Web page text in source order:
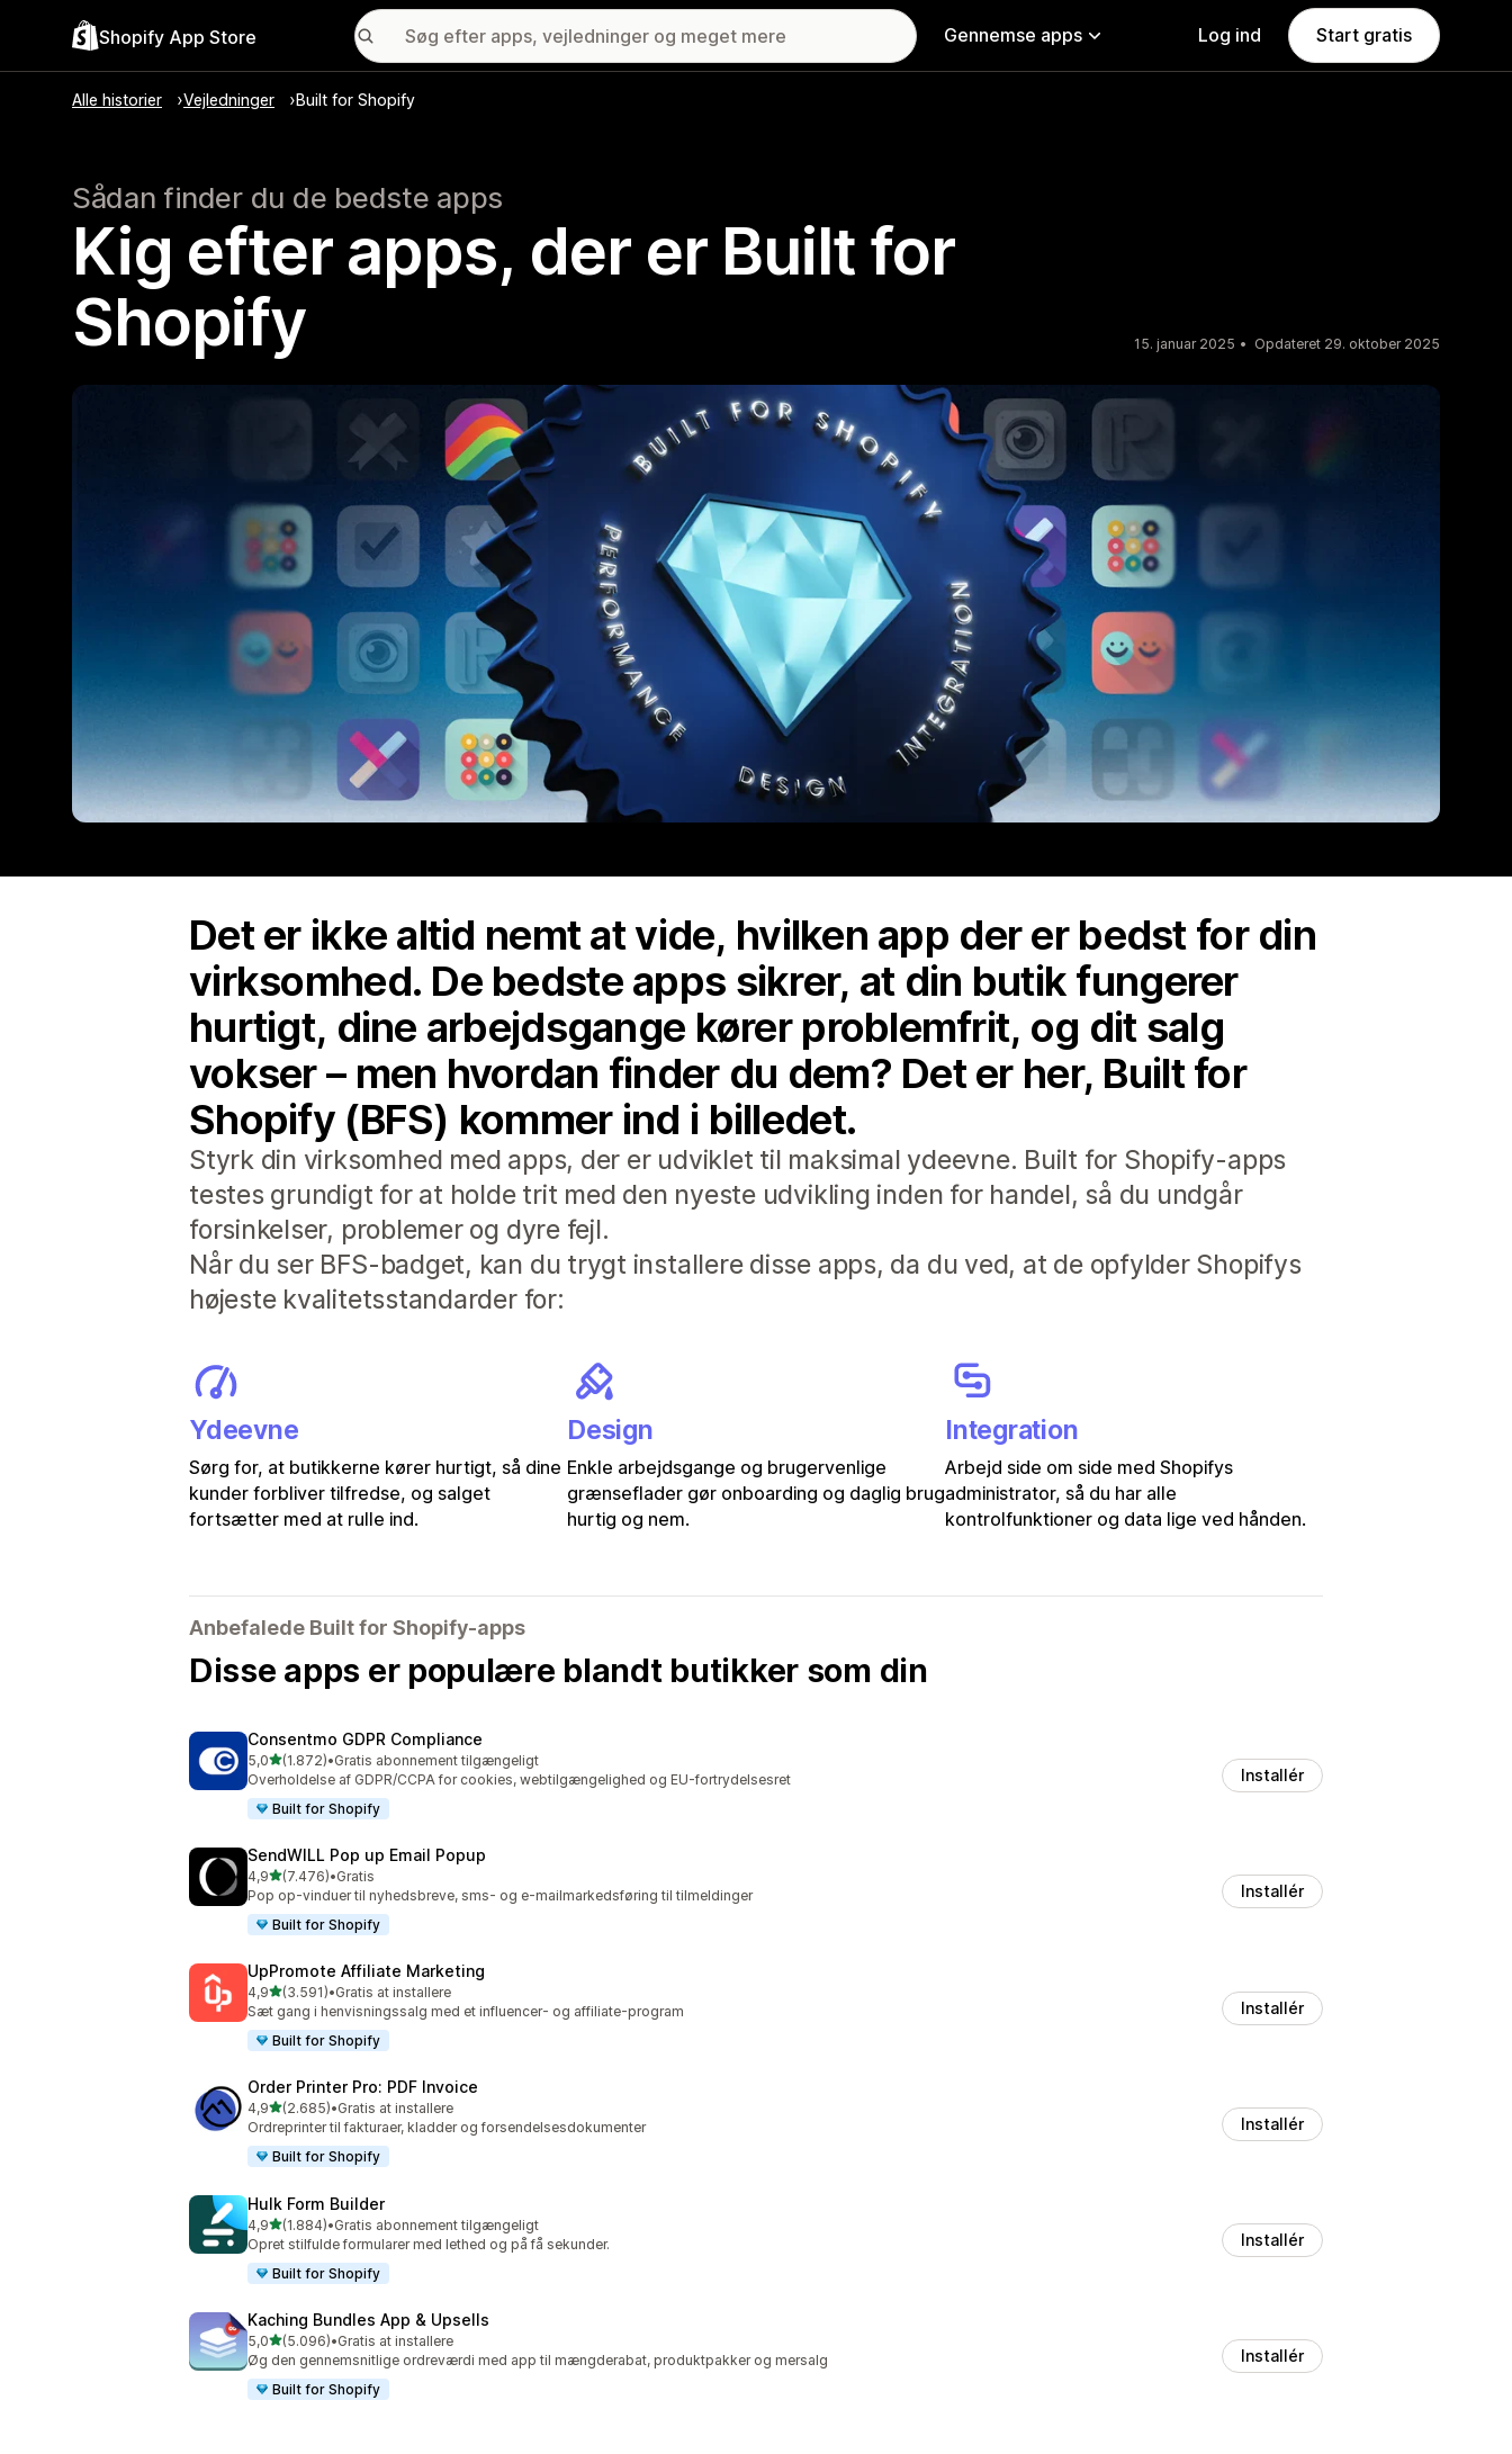
Shopify App Store Gennemse apps Log ind Start gratis
Alle historier Vejledninger Built for Shopify
Sådan finder du de bedste apps
Kig efter apps, der er Built for
Shopify
15. januar 2025 Opdateret 29. oktober 2025
Det er ikke altid nemt at vide, hvilken app der er bedst for din
virksomhed. De bedste apps sikrer, at din butik fungerer
hurtigt, dine arbejdsgange kører problemfrit, og dit salg
vokser – men hvordan finder du dem? Det er her, Built for
Shopify (BFS) kommer ind i billedet.
Styrk din virksomhed med apps, der er udviklet til maksimal ydeevne. Built for Shopify-apps
testes grundigt for at holde trit med den nyeste udvikling inden for handel, så du undgår
forsinkelser, problemer og dyre fejl.
Når du ser BFS-badget, kan du trygt installere disse apps, da du ved, at de opfylder Shopifys
højeste kvalitetsstandarder for:
Ydeevne
Sørg for, at butikkerne kører hurtigt, så dine
kunder forbliver tilfredse, og salget
fortsætter med at rulle ind.
Design
Enkle arbejdsgange og brugervenlige
grænseflader gør onboarding og daglig brug
hurtig og nem.
Integration
Arbejd side om side med Shopifys
administrator, så du har alle
kontrolfunktioner og data lige ved hånden.
Anbefalede Built for Shopify-apps
Disse apps er populære blandt butikker som din
Consentmo GDPR Compliance
5,0ud af 5 stjerner
(1.872)
1872 anmeldelser i alt
•Gratis abonnement tilgængeligt
Overholdelse af GDPR/CCPA for cookies, webtilgængelighed og EU-fortrydelsesret
Built for Shopify
Installér
SendWILL Pop up Email Popup
4,9ud af 5 stjerner
(7.476)
7476 anmeldelser i alt
•Gratis
Pop op-vinduer til nyhedsbreve, sms- og e-mailmarkedsføring til tilmeldinger
Built for Shopify
Installér
UpPromote Affiliate Marketing
4,9ud af 5 stjerner
(3.591)
3591 anmeldelser i alt
•Gratis at installere
Sæt gang i henvisningssalg med et influencer- og affiliate-program
Built for Shopify
Installér
Order Printer Pro: PDF Invoice
4,9ud af 5 stjerner
(2.685)
2685 anmeldelser i alt
•Gratis at installere
Ordreprinter til fakturaer, kladder og forsendelsesdokumenter
Built for Shopify
Installér
Hulk Form Builder
4,9ud af 5 stjerner
(1.884)
1884 anmeldelser i alt
•Gratis abonnement tilgængeligt
Opret stilfulde formularer med lethed og på få sekunder.
Built for Shopify
Installér
Kaching Bundles App & Upsells
5,0ud af 5 stjerner
(5.096)
5096 anmeldelser i alt
•Gratis at installere
Øg den gennemsnitlige ordreværdi med app til mængderabat, produktpakker og mersalg
Built for Shopify
Installér